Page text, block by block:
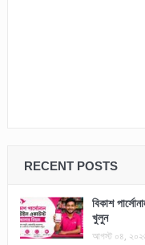
RECENT POSTS
বিকাশ
খুলুন
আগস্ট ০৪,